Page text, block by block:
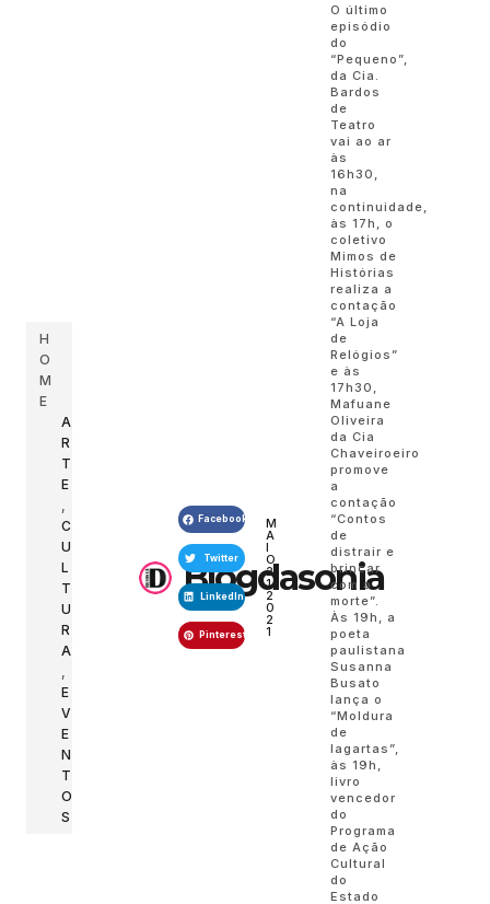
H
O
M
E
A
R
T
E
C
U
L
T
U
R
A
E
V
E
N
T
O
S
Blogdasonia
Facebook
Twitter
LinkedIn
Pinterest
M
A
I
O
2
1,
2
0
2
1
O último
episódio
do
“Pequeno”,
da Cia.
Bardos
de
Teatro
vai ao ar
às
16h30,
na
continuidade,
às 17h, o
coletivo
Mimos de
Histórias
realiza a
contação
“A Loja
de
Relógios”
e às
17h30,
Mafuane
Oliveira
da Cia
Chaveiroeiro
promove
a
contação
“Contos
de
distrair e
brincar
com a
morte”.
Às 19h, a
poeta
paulistana
Susanna
Busato
lança o
“Moldura
de
lagartas”,
às 19h,
livro
vencedor
do
Programa
de Ação
Cultural
do
Estado